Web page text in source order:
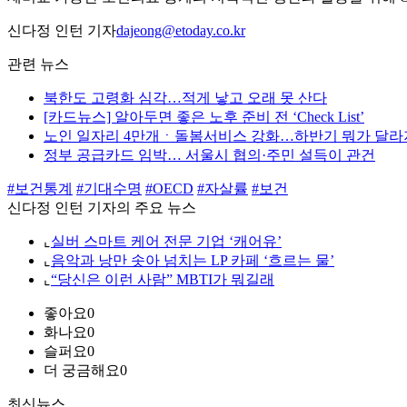
신다정 인턴 기자dajeong@etoday.co.kr
관련 뉴스
북한도 고령화 심각…적게 낳고 오래 못 산다
[카드뉴스] 알아두면 좋은 노후 준비 전 ‘Check List’
노인 일자리 4만개ㆍ돌봄서비스 강화…하반기 뭐가 달라
정부 공급카드 임박… 서울시 협의·주민 설득이 관건
#보건통계 #기대수명 #OECD #자살률 #보건
신다정 인턴 기자의 주요 뉴스
⌞ 실버 스마트 케어 전문 기업 ‘캐어유’
⌞ 음악과 낭만 솟아 넘치는 LP 카페 ‘흐르는 물’
⌞ “당신은 이런 사람” MBTI가 뭐길래
좋아요0
화나요0
슬퍼요0
더 궁금해요0